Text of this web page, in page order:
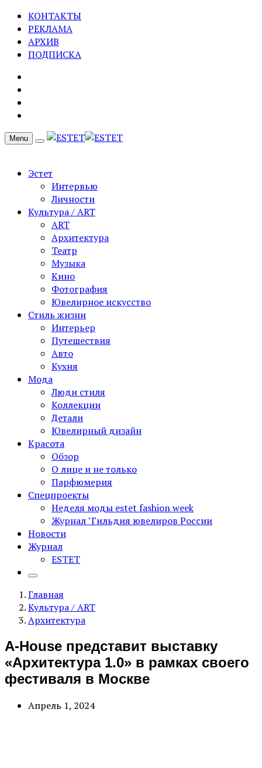
КОНТАКТЫ
РЕКЛАМА
АРХИВ
ПОДПИСКА
Menu
Эстет
Интервью
Личности
Культура / ART
ART
Архитектура
Театр
Музыка
Кино
Фотография
Ювелирное искусство
Стиль жизни
Интерьер
Путешествия
Авто
Кухня
Мода
Люди стиля
Коллекции
Детали
Ювелирный дизайн
Красота
Обзор
О лице и не только
Парфюмерия
Спецпроекты
Неделя моды estet fashion week
Журнал "Гильдия ювелиров России
Новости
Журнал
ESTET
Главная
Культура / ART
Архитектура
A-House представит выставку
«Архитектура 1.0» в рамках своего
фестиваля в Москве
Апрель 1, 2024